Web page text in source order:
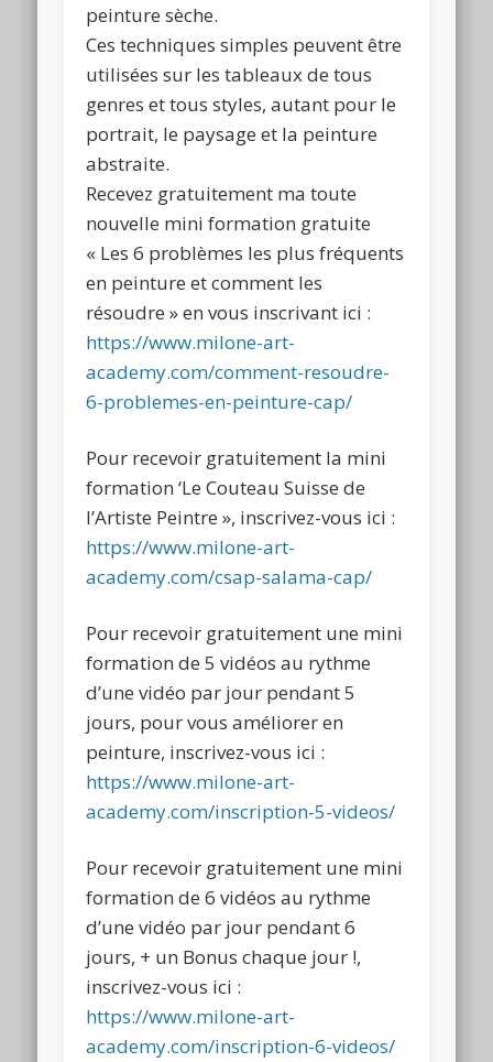
peinture sèche.
Ces techniques simples peuvent être
utilisées sur les tableaux de tous
genres et tous styles, autant pour le
portrait, le paysage et la peinture
abstraite.
Recevez gratuitement ma toute
nouvelle mini formation gratuite
« Les 6 problèmes les plus fréquents
en peinture et comment les
résoudre » en vous inscrivant ici :
https://www.milone-art-
academy.com/comment-resoudre-
6-problemes-en-peinture-cap/
Pour recevoir gratuitement la mini
formation ‘Le Couteau Suisse de
l’Artiste Peintre », inscrivez-vous ici :
https://www.milone-art-
academy.com/csap-salama-cap/
Pour recevoir gratuitement une mini
formation de 5 vidéos au rythme
d’une vidéo par jour pendant 5
jours, pour vous améliorer en
peinture, inscrivez-vous ici :
https://www.milone-art-
academy.com/inscription-5-videos/
Pour recevoir gratuitement une mini
formation de 6 vidéos au rythme
d’une vidéo par jour pendant 6
jours, + un Bonus chaque jour !,
inscrivez-vous ici :
https://www.milone-art-
academy.com/inscription-6-videos/